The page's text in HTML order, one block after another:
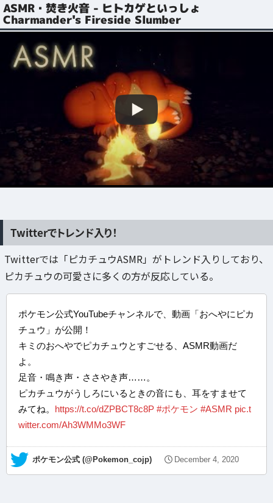
ASMR・焚き火音 - ヒトカゲといっしょ
Charmander's Fireside Slumber
Twitterでトレンド入り！
Twitterでは「ピカチュウASMR」がトレンド入りしており、
ピカチュウの可愛さに多くの方が反応している。
ポケモン公式YouTubeチャンネルで、動画「おへやにピカ
チュウ」が公開！
キミのおへやでピカチュウとすごせる、ASMR動画だ
よ。
足音・鳴き声・ささやき声……。
ピカチュウがうしろにいるときの音にも、耳をすませて
みてね。 https://t.co/dZPBCT8c8P #ポケモン #ASMR pic.t
witter.com/Ah3WMMo3WF
— ポケモン公式 (@Pokemon_cojp) December 4, 2020